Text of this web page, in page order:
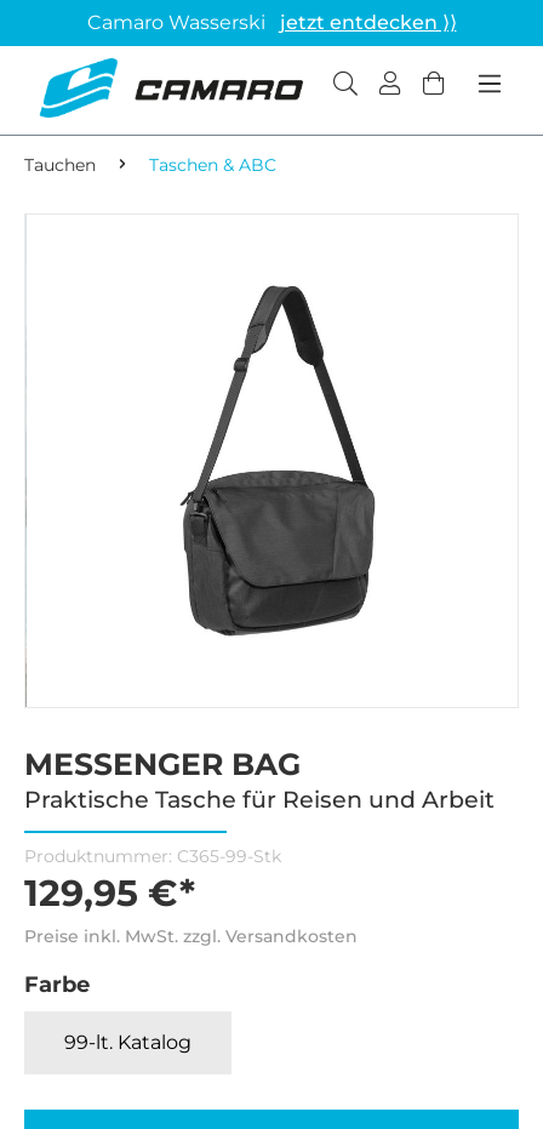
Camaro Wasserski jetzt entdecken ⟩⟩
Tauchen Taschen & ABC
MESSENGER BAG
Praktische Tasche für Reisen und Arbeit
Produktnummer: C365-99-Stk
129,95 €*
Preise inkl. MwSt. zzgl. Versandkosten
Farbe
99-lt. Katalog